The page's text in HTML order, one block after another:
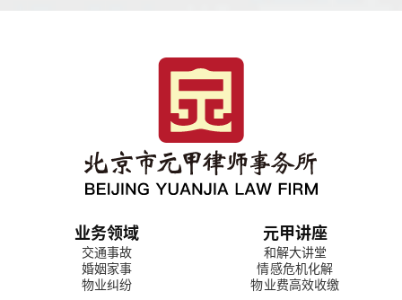
业务领域
交通事故
婚姻家事
物业纠纷
元甲讲座
和解大讲堂
情感危机化解
物业费高效收缴